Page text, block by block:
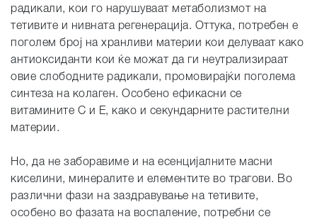
радикали, кои го нарушуваат метаболизмот на
тетивите и нивната регенерација. Оттука, потребен е
поголем број на хранливи материи кои делуваат како
антиоксиданти кои ќе можат да ги неутрализираат
овие слободните радикали, промовирајќи поголема
синтеза на колаген. Особено ефикасни се
витамините C и E, како и секундарните растителни
материи.
Но, да не заборавиме и на есенцијалните масни
киселини, минералите и елементите во трагови. Во
различни фази на заздравување на тетивите,
особено во фазата на воспаление, потребни се